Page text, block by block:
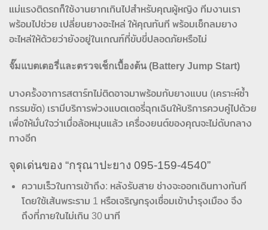
แม่แรงติดรถก็ใช้งานยากเกินไปสำหรับคุณผู้หญิง ทีมงานเรา
พร้อมไปช่วย เปลี่ยนยางอะไหล่ ให้คุณทันที พร้อมเช็กลมยาง
อะไหล่ให้ด้วยว่ายังอยู่ในเกณฑ์ที่ขับขี่ปลอดภัยหรือไม่
จั๊มแบตเตอรี่และตรวจเช็กเบื้องต้น (Battery Jump Start)
บางครั้งอาการสตาร์ทไม่ติดอาจมาพร้อมกับยางแบน (เคราะห์ซ้ำ
กรรมซัด) เรามีบริการพ่วงแบตเตอรี่ฉุกเฉินให้บริการควบคู่ไปด้วย
เพื่อให้มั่นใจว่าเมื่อล้อหมุนแล้ว เครื่องยนต์ของคุณจะไม่ดับกลาง
ทางอีก
จุดเด่นของ “กรุณาปะยาง 095‑159‑4540”
ความเร็วในการเข้าถึง: หลังรับสาย ช่างจะออกเดินทางทันที
โดยใช้เส้นพระราม 1 หรือเจริญกรุงเชื่อมเข้าบำรุงเมือง จึง
ถึงที่ภายในไม่เกิน 30 นาที